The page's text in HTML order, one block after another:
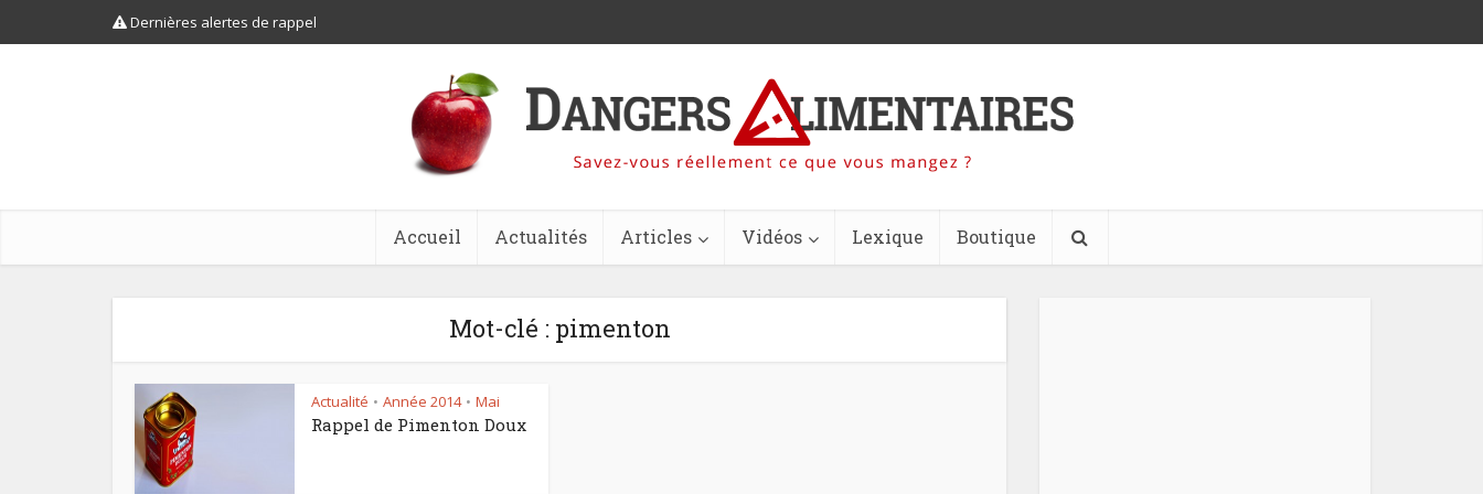
Dernières alertes de rappel
Accueil Actualités Articles Vidéos Lexique Boutique
Mot-clé : pimenton
Actualité • Année 2014 • Mai
Rappel de Pimenton Doux